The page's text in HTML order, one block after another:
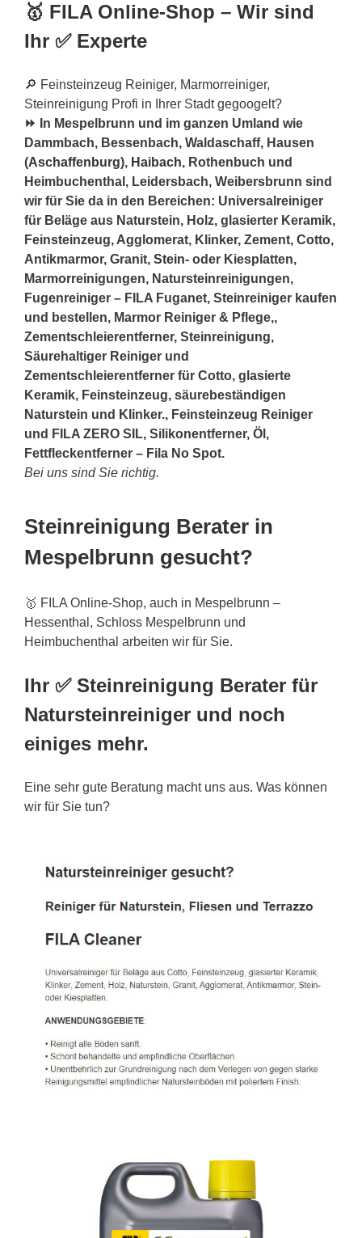
🥇 FILA Online-Shop – Wir sind
Ihr ✅ Experte
🔎 Feinsteinzeug Reiniger, Marmorreiniger,
Steinreinigung Profi in Ihrer Stadt gegoogelt?
⏩ In Mespelbrunn und im ganzen Umland wie
Dammbach, Bessenbach, Waldaschaff, Hausen
(Aschaffenburg), Haibach, Rothenbuch und
Heimbuchenthal, Leidersbach, Weibersbrunn sind
wir für Sie da in den Bereichen: Universalreiniger
für Beläge aus Naturstein, Holz, glasierter Keramik,
Feinsteinzeug, Agglomerat, Klinker, Zement, Cotto,
Antikmarmor, Granit, Stein- oder Kiesplatten,
Marmorreinigungen, Natursteinreinigungen,
Fugenreiniger – FILA Fuganet, Steinreiniger kaufen
und bestellen, Marmor Reiniger & Pflege,,
Zementschleierentferner, Steinreinigung,
Säurehaltiger Reiniger und
Zementschleierentferner für Cotto, glasierte
Keramik, Feinsteinzeug, säurebeständigen
Naturstein und Klinker., Feinsteinzeug Reiniger
und FILA ZERO SIL, Silikonentferner, Öl,
Fettfleckentferner – Fila No Spot.
Bei uns sind Sie richtig.
Steinreinigung Berater in
Mespelbrunn gesucht?
🥇 FILA Online-Shop, auch in Mespelbrunn –
Hessenthal, Schloss Mespelbrunn und
Heimbuchenthal arbeiten wir für Sie.
Ihr ✅ Steinreinigung Berater für
Natursteinreiniger und noch
einiges mehr.
Eine sehr gute Beratung macht uns aus. Was können
wir für Sie tun?